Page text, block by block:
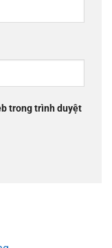
trong trình duyệt